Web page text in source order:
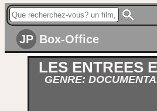
JP Box-Office
LES ENTREES
GENRE: